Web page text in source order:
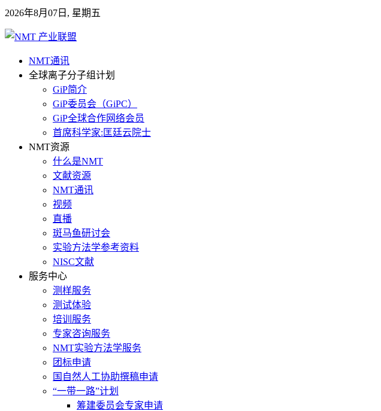
2026年8月07日, 星期五
NMT通讯
全球离子分子组计划
GiP简介
GiP委员会（GiPC）
GiP全球合作网络会员
首席科学家:匡廷云院士
NMT资源
什么是NMT
文献资源
NMT通讯
视频
直播
斑马鱼研讨会
实验方法学参考资料
NISC文献
服务中心
测样服务
测试体验
培训服务
专家咨询服务
NMT实验方法学服务
团标申请
国自然人工协助撰稿申请
“一带一路”计划
筹建委员会专家申请